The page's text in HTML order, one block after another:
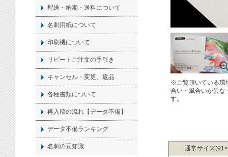
※ご覧頂いている環
合い・風合いが異な
す。
通常サイズ
配送・納期・送料について
名刺 用紙について
印刷機について
リピートご注文の手引き
キャンセル・変更、返品
各種書類について
再入稿の流れ【データ不備】
データ不備ランキング
名刺の豆知識